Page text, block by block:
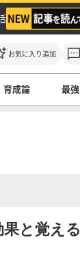
お気に入り追加
育成論 最
と覚え